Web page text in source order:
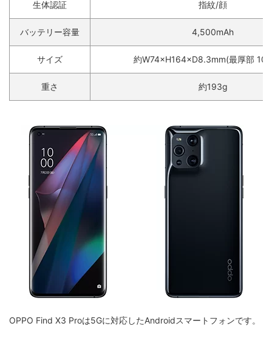
生体認証 指紋/顔
バッテリー容量 4,500mAh
サイズ 約W74×H164×D8.3mm(最厚部
重さ 約193g
OPPO Find X3 Proは5Gに対応したAndroidスマートフォンです。